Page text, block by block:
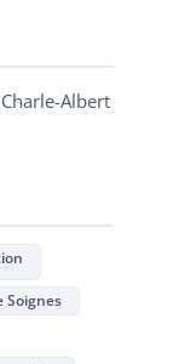
Albert
Soignes